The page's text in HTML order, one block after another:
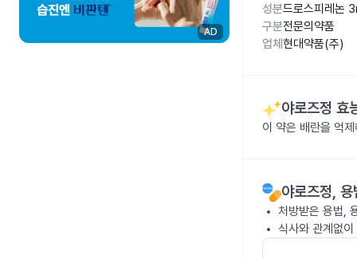
AD
성분드로스피레논
구분전문의약품
업체 현대약품(주)
야로즈정 효
이 약은 배란을 억
야로즈정, 용
처방받은 용법,
식사와 관계없